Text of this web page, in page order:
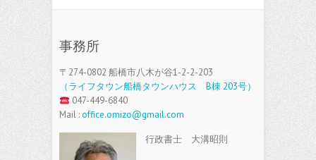
事務所
〒274-0802 船橋市八木が谷1-2-2-203
（ライフタウン船橋タウンハウス B棟 203号）
047-449-6840
Mail :office.omizo@gmail.com
行政書士 大溝昭則